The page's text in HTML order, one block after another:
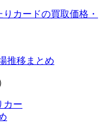
推移まとめ